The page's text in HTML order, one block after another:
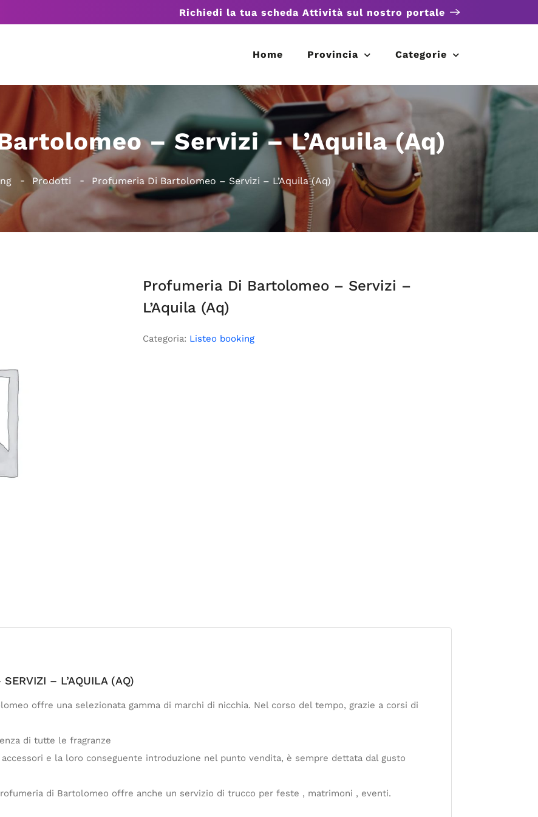
Richiedi la tua scheda Attività sul nostro portale
Home Provincia Categorie
– Servizi – L’Aquila (Aq)
Prodotti Profumeria Di Bartolomeo – Servizi – L’Aquila (Aq)
Profumeria Di Bartolomeo – Servizi –
L’Aquila (Aq)
Categoria: Listeo booking
– L’AQUILA (AQ)
offre una selezionata gamma di marchi di nicchia. Nel corso del tempo, grazie a corsi di
di tutte le fragranze
e la loro conseguente introduzione nel punto vendita, è sempre dettata dal gusto
di Bartolomeo offre anche un servizio di trucco per feste , matrimoni , eventi.